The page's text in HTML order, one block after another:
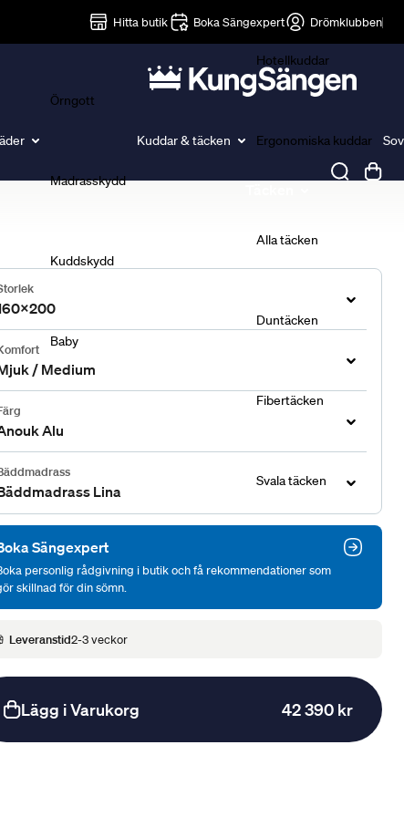
Hitta butik Boka Sängexpert Drömklubben
Örngott
Madrasskydd
Kuddskydd
Baby
Kuddar & täcken
Hotellkuddar
Ergonomiska kuddar
Alla täcken
Duntäcken
Fibertäcken
Svala täcken
/ Medium
Alu
Lina
Sängexpert
personlig rådgivning i butik och få rekommendationer som
skillnad för din sömn.
Leveranstid2-3 veckor
Lägg i Varukorg 42 390 kr